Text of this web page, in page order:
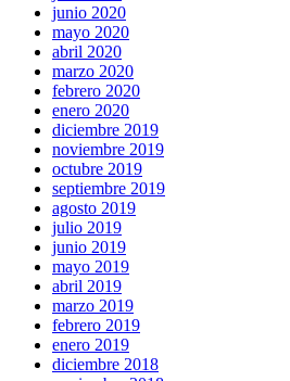
junio 2020
mayo 2020
abril 2020
marzo 2020
febrero 2020
enero 2020
diciembre 2019
noviembre 2019
octubre 2019
septiembre 2019
agosto 2019
julio 2019
junio 2019
mayo 2019
abril 2019
marzo 2019
febrero 2019
enero 2019
diciembre 2018